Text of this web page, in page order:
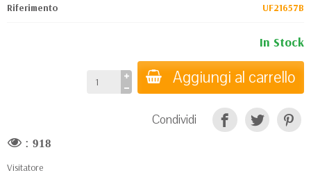
Riferimento UF21657B
In Stock
Aggiungi al carrello
Condividi
: 918
Visitatore